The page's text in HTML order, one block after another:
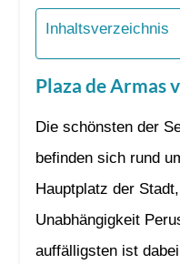
Inhaltsverzeichnis
Plaza de Armas
Die schönsten der
befinden sich rund
Hauptplatz der
Unabhängigkeit
auffälligsten ist